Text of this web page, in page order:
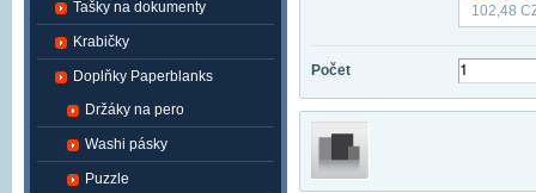
102,48
Počet
Tašky na dokumenty
Krabičky
Doplňky Paperblanks
Držáky na pero
Washi pásky
Puzzle